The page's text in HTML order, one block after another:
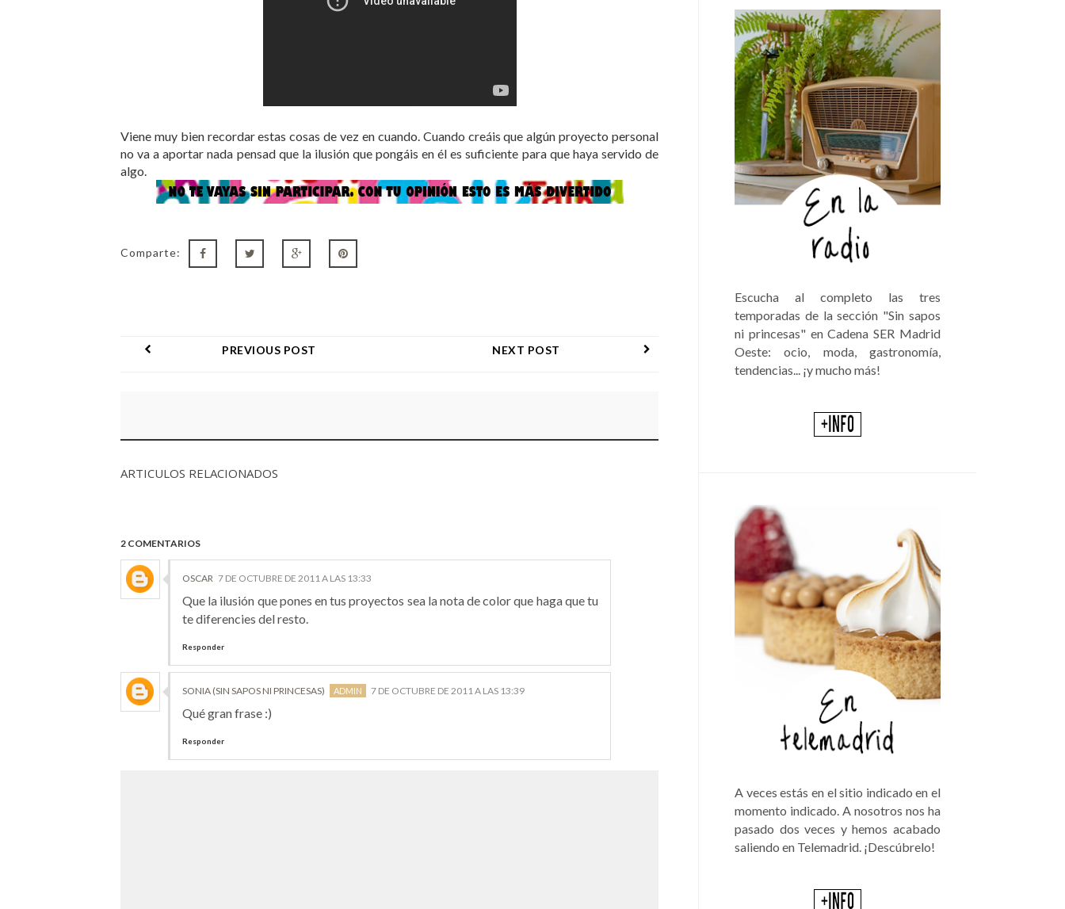
Viene muy bien recordar estas cosas de vez en cuando. Cuando creáis que algún proyecto personal
no va a aportar nada pensad que la ilusión que pongáis en él es suficiente para que haya servido de
algo.
Comparte:
NEXT POST
PREVIOUS POST
ARTICULOS RELACIONADOS
2 COMENTARIOS
OSCAR 7 DE OCTUBRE DE 2011 A LAS 13:33
Que la ilusión que pones en tus proyectos sea la nota de color que haga que tu
te diferencies del resto.
Responder
SONIA (SIN SAPOS NI PRINCESAS) 7 DE OCTUBRE DE 2011 A LAS 13:39
Qué gran frase :)
Responder
Escucha al completo las tres
temporadas de la sección "Sin sapos
ni princesas" en Cadena SER Madrid
Oeste: ocio, moda, gastronomía,
tendencias... ¡y mucho más!
A veces estás en el sitio indicado en el
momento indicado. A nosotros nos ha
pasado dos veces y hemos acabado
saliendo en Telemadrid. ¡Descúbrelo!